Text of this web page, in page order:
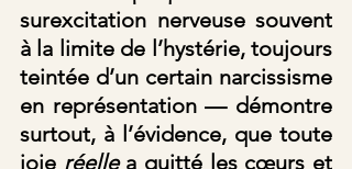
surexcitation nerveuse souvent
à la limite de l’hystérie, toujours
teintée d’un certain narcissisme
en représentation — démontre
surtout, à l’évidence, que toute
joie réelle a quitté les cœurs et